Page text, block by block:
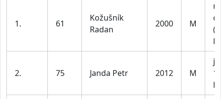
1. 61
Kožušník
Radan
2000 M
2. 75 Janda Petr 2012 M